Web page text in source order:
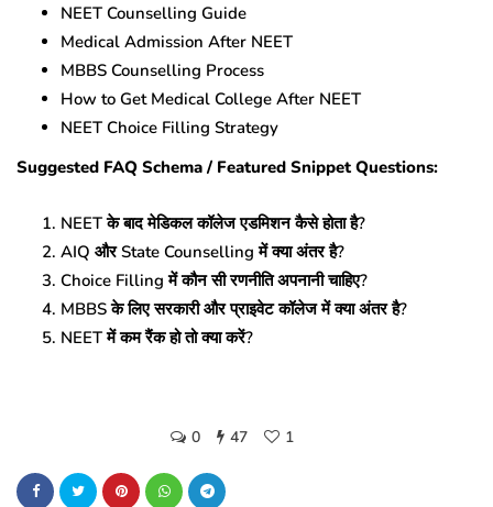
NEET Counselling Guide
Medical Admission After NEET
MBBS Counselling Process
How to Get Medical College After NEET
NEET Choice Filling Strategy
Suggested FAQ Schema / Featured Snippet Questions:
NEET के बाद मेडिकल कॉलेज एडमिशन कैसे होता है?
AIQ और State Counselling में क्या अंतर है?
Choice Filling में कौन सी रणनीति अपनानी चाहिए?
MBBS के लिए सरकारी और प्राइवेट कॉलेज में क्या अंतर है?
NEET में कम रैंक हो तो क्या करें?
0 47 1